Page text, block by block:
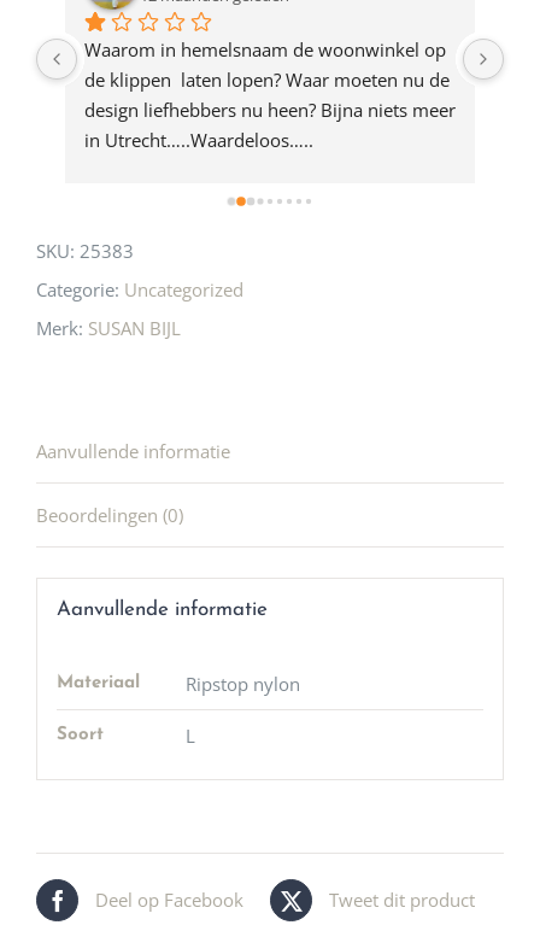
productWaarom in hemelsnaam de woonwinkel op
de klippen  laten lopen? Waar moeten nu de
design liefhebbers nu heen? Bijna niets meer
in Utrecht…..Waardeloos…..
SKU: 25383
Categorie: Uncategorized
Merk: SUSAN BIJL
Aanvullende informatie
Beoordelingen (0)
Aanvullende informatie
Materiaal Ripstop nylon
Soort L
Deel op Facebook Tweet dit product